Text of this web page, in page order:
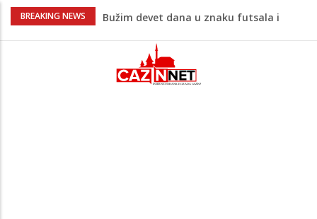
BREAKING NEWS
Evo šta piše u zahtjevu za ponovno
Četvrto ljeto zaredom Trg slobode
postaje Naše mjesto - Bingo Ljetno kino
Tuzla